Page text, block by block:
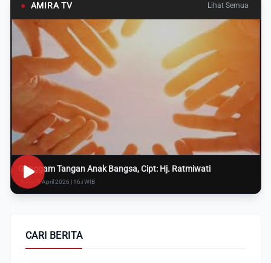
● AMIRA TV Lihat Semua
Genggam Tangan Anak Bangsa, Cipt: Hj. Ratmiwati
Rabu, 8 April 2026 | 16:i WIB
CARI BERITA